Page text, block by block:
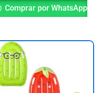
Comprar por WhatsApp